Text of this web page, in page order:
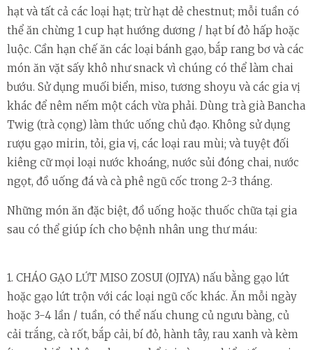
hạt và tất cả các loại hạt; trừ hạt dẻ chestnut; mỗi tuần có
thể ăn chừng 1 cup hạt hướng dương / hạt bí đỏ hấp hoặc
luộc. Cần hạn chế ăn các loại bánh gạo, bắp rang bơ và các
món ăn vặt sấy khô như snack vì chúng có thể làm chai
bướu. Sử dụng muối biển, miso, tương shoyu và các gia vị
khác để nêm nếm một cách vừa phải. Dùng trà già Bancha
Twig (trà cọng) làm thức uống chủ đạo. Không sử dụng
rượu gạo mirin, tỏi, gia vị, các loại rau mùi; và tuyệt đối
kiêng cữ mọi loại nước khoáng, nước sủi đóng chai, nước
ngọt, đồ uống đá và cà phê ngũ cốc trong 2-3 tháng.
Những món ăn đặc biệt, đồ uống hoặc thuốc chữa tại gia
sau có thể giúp ích cho bệnh nhân ung thư máu:
1. CHÁO GẠO LỨT MISO ZOSUI (OJIYA) nấu bằng gạo lứt
hoặc gạo lứt trộn với các loại ngũ cốc khác. Ăn mỗi ngày
hoặc 3-4 lần / tuần, có thể nấu chung củ ngưu bàng, củ
cải trắng, cà rốt, bắp cải, bí đỏ, hành tây, rau xanh và kèm